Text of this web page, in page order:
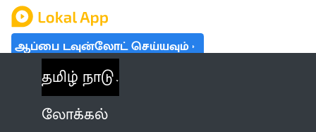
ஆப்பை டவுன்லோட் செய்யவும்
தமிழ் நாடு
லோக்கல்